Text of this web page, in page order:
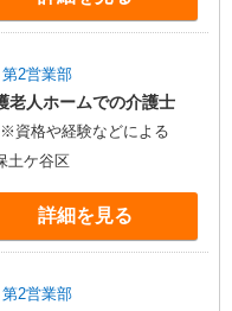
2営業部
老人ホームでの介護士
資格や経験などによる
土ケ谷区
詳細を見る
2営業部